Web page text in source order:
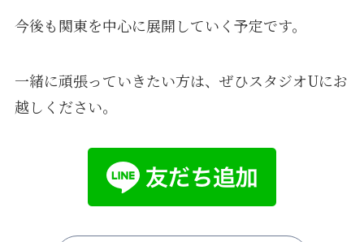
今後も関東を中心に展開していく予定です。
一緒に頑張っていきたい方は、ぜひスタジオUにお
越しください。